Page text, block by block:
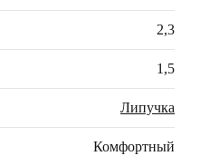
2,3
1,5
Липучка
Комфортный